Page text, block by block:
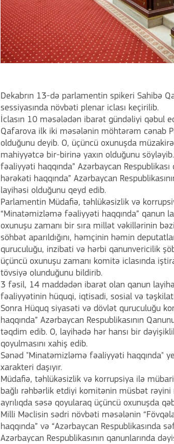
Dekabrın 13-də parlamentin spikeri Sahibə
sessiyasında növbəti plenar iclası keçirilib.
İclasın 10 məsələdən ibarət gündəliyi qəbul
Qafarova ilk iki məsələnin möhtərəm cənab
olduğunu deyib. O, üçüncü oxunuşda
mahiyyətcə bir-birinə yaxın olduğunu
fəaliyyəti haqqında” Azərbaycan
hərəkəti haqqında” Azərbaycan
layihəsi olduğunu qeyd edib.
Parlamentin Müdafiə, təhlükəsizlik və
“Minatəmizləmə fəaliyyəti haqqında” qanun
oxunuşu zamanı bir sıra millət vəkillərinin
söhbət aparıldığını, həmçinin həmin
quruculuğu, inzibati və hərbi qanunvericilik
üçüncü oxunuşu zamanı komitə iclasında
tövsiyə olunduğunu bildirib.
3 fəsil, 14 maddədən ibarət olan qanun
fəaliyyətinin hüquqi, iqtisadi, sosial və
Sonra Hüquq siyasəti və dövlət quruculuğu
haqqında” Azərbaycan Respublikasının
təqdim edib. O, layihədə hər hansı bir
qoyulmasını xahiş edib.
Sənəd "Minatəmizləmə fəaliyyəti haqqında"
xarakteri daşıyır.
Müdafiə, təhlükəsizlik və korrupsiya ilə
bağlı rəhbərlik etdiyi komitənin müsbət rəyini
ayrılıqda səsə qoyularaq üçüncü oxunuşda
Milli Məclisin sədri növbəti məsələnin
haqqında” və “Azərbaycan Respublikasında
Azərbaycan Respublikasının qanunlarında